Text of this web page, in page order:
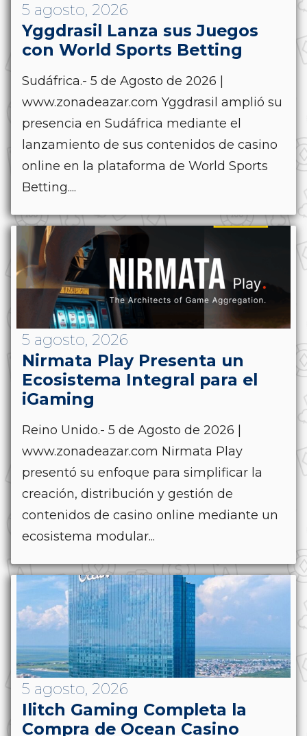
5 agosto, 2026
Yggdrasil Lanza sus Juegos
con World Sports Betting
Sudáfrica.- 5 de Agosto de 2026 |
www.zonadeazar.com Yggdrasil amplió su
presencia en Sudáfrica mediante el
lanzamiento de sus contenidos de casino
online en la plataforma de World Sports
Betting....
5 agosto, 2026
Nirmata Play Presenta un
Ecosistema Integral para el
iGaming
Reino Unido.- 5 de Agosto de 2026 |
www.zonadeazar.com Nirmata Play
presentó su enfoque para simplificar la
creación, distribución y gestión de
contenidos de casino online mediante un
ecosistema modular...
5 agosto, 2026
Ilitch Gaming Completa la
Compra de Ocean Casino